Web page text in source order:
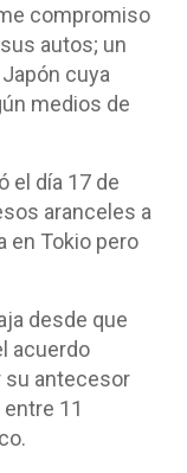
compromiso
autos; un
cuya
medios de
el día 17 de
aranceles a
en Tokio pero
desde que
acuerdo
su antecesor
11